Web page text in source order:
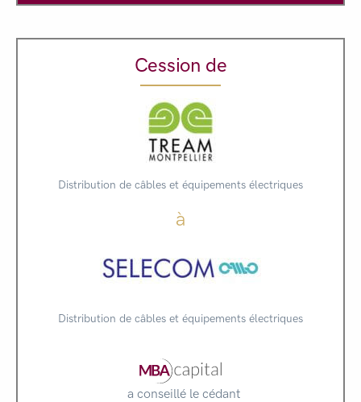
Cession de
Distribution de câbles et équipements électriques
à
Distribution de câbles et équipements électriques
a conseillé le cédant